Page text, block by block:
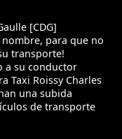
[CDG]
para que no
transporte!
a su conductor
Taxi Roissy Charles
una subida
de transporte